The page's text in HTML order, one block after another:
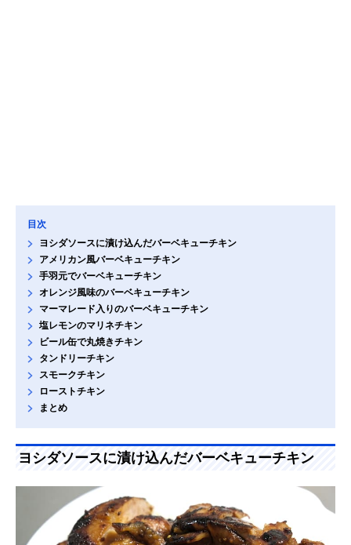
目次
ヨシダソースに漬け込んだバーベキューチキン
アメリカン風バーベキューチキン
手羽元でバーベキューチキン
オレンジ風味のバーベキューチキン
マーマレード入りのバーベキューチキン
塩レモンのマリネチキン
ビール缶で丸焼きチキン
タンドリーチキン
スモークチキン
ローストチキン
まとめ
ヨシダソースに漬け込んだバーベキューチキン